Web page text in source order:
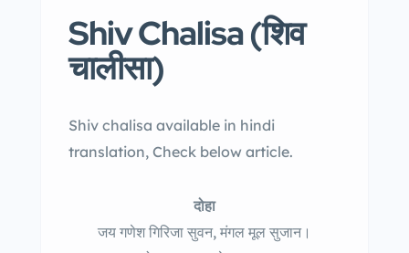
Shiv Chalisa (शिव
चालीसा)
Shiv chalisa available in hindi
translation, Check below article.
दोहा
जय गणेश गिरिजा सुवन, मंगल मूल सुजान।